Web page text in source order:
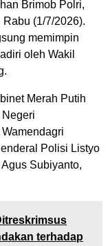
Brimob Polri,
(1/7/2026).
memimpin
oleh Wakil
Merah Putih
Negeri
Polisi Listyo
Subiyanto,
terhadap